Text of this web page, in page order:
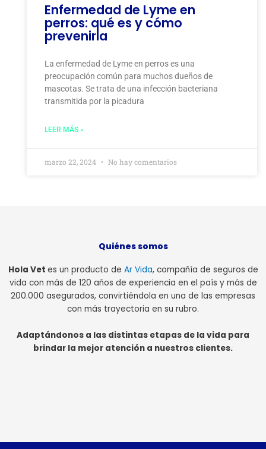
Enfermedad de Lyme en
perros: qué es y cómo
prevenirla
La enfermedad de Lyme en perros es una
preocupación común para muchos dueños de
mascotas. Se trata de una infección bacteriana
transmitida por la picadura
LEER MÁS »
marzo 22, 2024 No hay comentarios
Quiénes somos
Hola Vet es un producto de Ar Vida, compañía de seguros de
vida con más de 120 años de experiencia en el país y más de
200.000 asegurados, convirtiéndola en una de las empresas
con más trayectoria en su rubro.
Adaptándonos a las distintas etapas de la vida para
brindar la mejor atención a nuestros clientes.